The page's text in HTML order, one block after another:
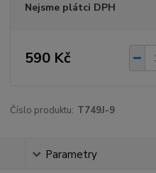
Nejsme plátci DPH
590 Kč
Číslo produktu: T749J-9
Parametry